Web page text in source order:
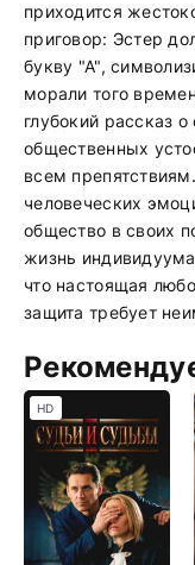
приходится
приговор: Эстер
букву "А",
морали того
глубокий рассказ
общественных
всем
человеческих
общество в своих
жизнь
что настоящая
защита требует
HD